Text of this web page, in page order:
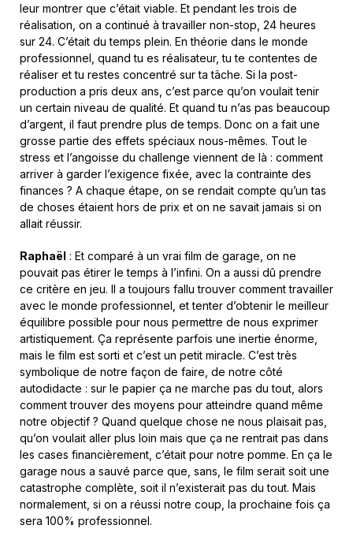
leur montrer que c’était viable. Et pendant les trois de
réalisation, on a continué à travailler non-stop, 24 heures
sur 24. C’était du temps plein. En théorie dans le monde
professionnel, quand tu es réalisateur, tu te contentes de
réaliser et tu restes concentré sur ta tâche. Si la post-
production a pris deux ans, c’est parce qu’on voulait tenir
un certain niveau de qualité. Et quand tu n’as pas beaucoup
d’argent, il faut prendre plus de temps. Donc on a fait une
grosse partie des effets spéciaux nous-mêmes. Tout le
stress et l’angoisse du challenge viennent de là : comment
arriver à garder l’exigence fixée, avec la contrainte des
finances ? A chaque étape, on se rendait compte qu’un tas
de choses étaient hors de prix et on ne savait jamais si on
allait réussir.
Raphaël : Et comparé à un vrai film de garage, on ne
pouvait pas étirer le temps à l’infini. On a aussi dû prendre
ce critère en jeu. Il a toujours fallu trouver comment travailler
avec le monde professionnel, et tenter d’obtenir le meilleur
équilibre possible pour nous permettre de nous exprimer
artistiquement. Ça représente parfois une inertie énorme,
mais le film est sorti et c’est un petit miracle. C’est très
symbolique de notre façon de faire, de notre côté
autodidacte : sur le papier ça ne marche pas du tout, alors
comment trouver des moyens pour atteindre quand même
notre objectif ? Quand quelque chose ne nous plaisait pas,
qu’on voulait aller plus loin mais que ça ne rentrait pas dans
les cases financièrement, c’était pour notre pomme. En ça le
garage nous a sauvé parce que, sans, le film serait soit une
catastrophe complète, soit il n’existerait pas du tout. Mais
normalement, si on a réussi notre coup, la prochaine fois ça
sera 100% professionnel.